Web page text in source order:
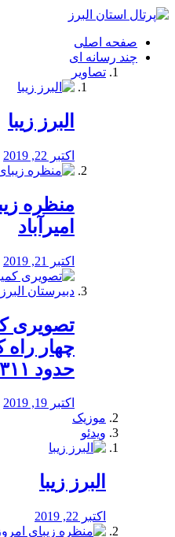
فصد
شرق
تهران
خشکشویی
صفحه اصلی
چند رسانه ای
تصاویر
البرز زیبا
اکتبر 22, 2019
منظره‌‌
امیرآباد
اکتبر 21, 2019
️تصویری
چهار راه
حدود ۱۳۱۱ه ش
اکتبر 19, 2019
موزیک
ویدئو
البرز زیبا
اکتبر 22, 2019